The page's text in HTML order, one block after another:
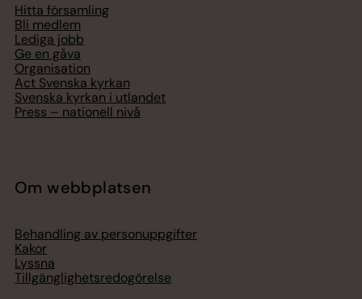
Hitta församling
Bli medlem
Lediga jobb
Ge en gåva
Organisation
Act Svenska kyrkan
Svenska kyrkan i utlandet
Press – nationell nivå
Om webbplatsen
Behandling av personuppgifter
Kakor
Lyssna
Tillgänglighetsredogörelse